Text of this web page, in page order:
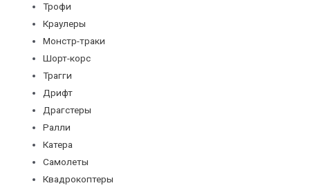
Трофи
Краулеры
Монстр-траки
Шорт-корс
Трагги
Дрифт
Драгстеры
Ралли
Катера
Самолеты
Квадрокоптеры